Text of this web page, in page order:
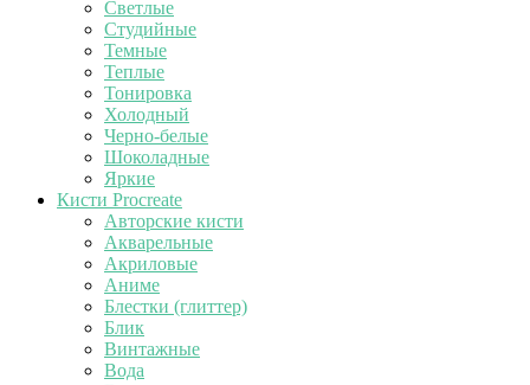
Светлые
Студийные
Темные
Теплые
Тонировка
Холодный
Черно-белые
Шоколадные
Яркие
Кисти Procreate
Авторские кисти
Акварельные
Акриловые
Аниме
Блестки (глиттер)
Блик
Винтажные
Вода